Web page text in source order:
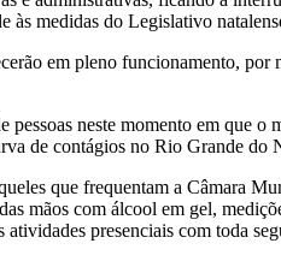
medidas do Legislativo
em pleno funcionamento,
neste momento em que o
de contágios no Rio Grande
que frequentam a Câmara
mãos com álcool em gel,
presenciais com toda